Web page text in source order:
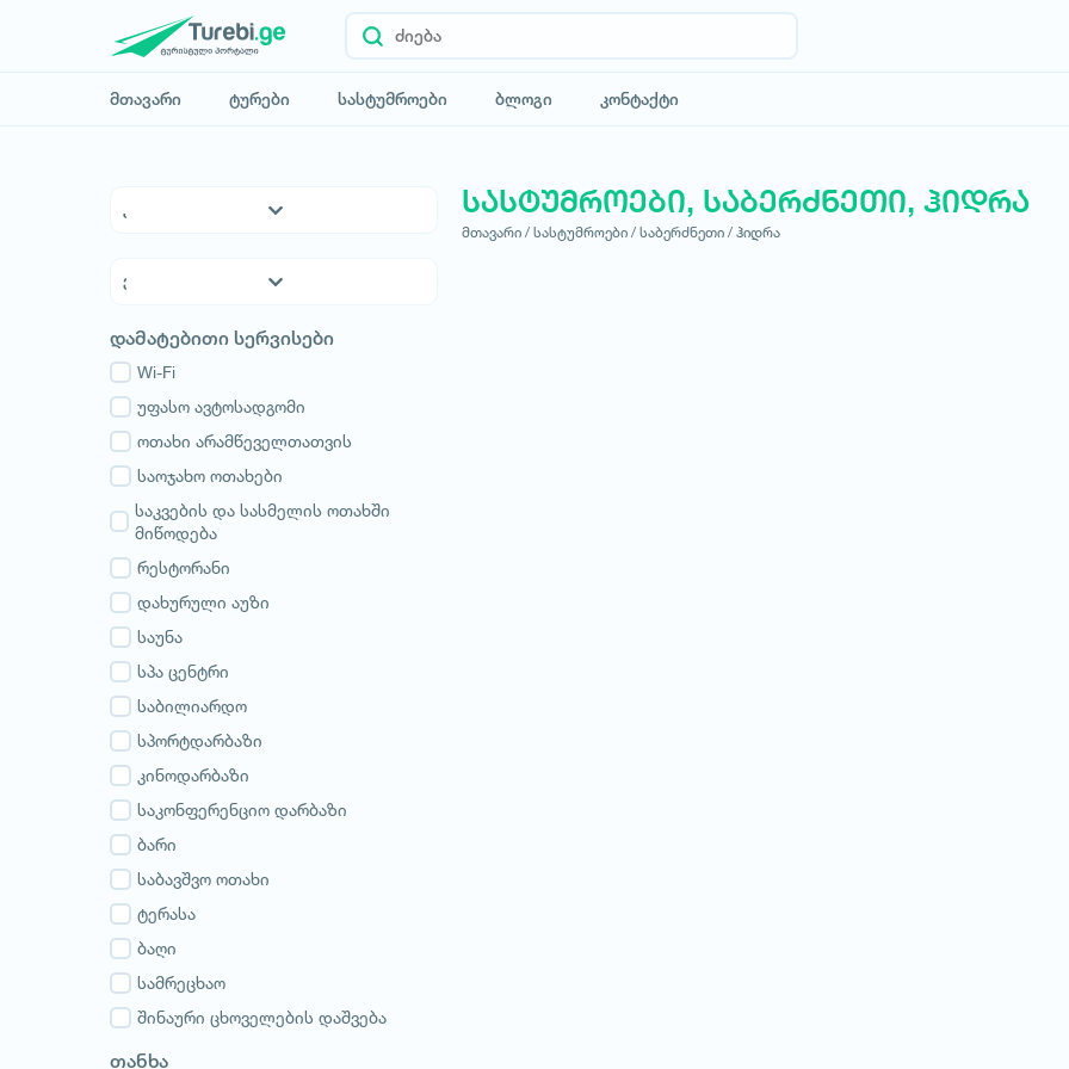
მთავარი ტურები სასტუმროები ბლოგი კონტაქტი
4* სასტუმროები
ჰოსტელები
საოჯახო სასტუმროები
აპარტამენტები
კოტეჯები
კახეთი
თბილისი
მცხეთა-მთიანეთი
შიდა ქართლი
სამცხე-ჯავახეთი
იმერეთი
გურია
სამეგრელო
სვანეთი
რაჭა-ლეჩხუმი
აჭარა
დამატებითი სერვისები
Wi-Fi
უფასო ავტოსადგომი
ოთახი არამწეველთათვის
საოჯახო ოთახები
საკვების და სასმელის ოთახში
მიწოდება
რესტორანი
დახურული აუზი
საუნა
სპა ცენტრი
საბილიარდო
სპორტდარბაზი
კინოდარბაზი
საკონფერენციო დარბაზი
ბარი
საბავშვო ოთახი
ტერასა
ბაღი
სამრეცხაო
შინაური ცხოველების დაშვება
თანხა
სასტუმროები, საბერძნეთი, ჰიდრა
მთავარი / სასტუმროები / საბერძნეთი / ჰიდრა